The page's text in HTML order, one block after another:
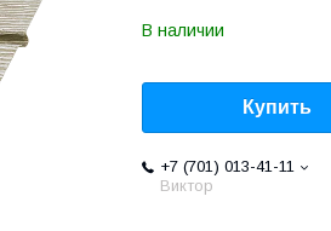
В наличии
Купить
+7 (701) 013-41-11
Виктор